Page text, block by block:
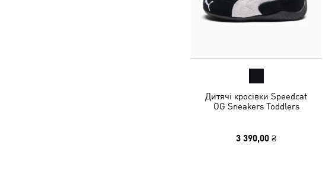
Дитячі кросівки Speedcat
OG Sneakers Toddlers
3 390,00 ₴